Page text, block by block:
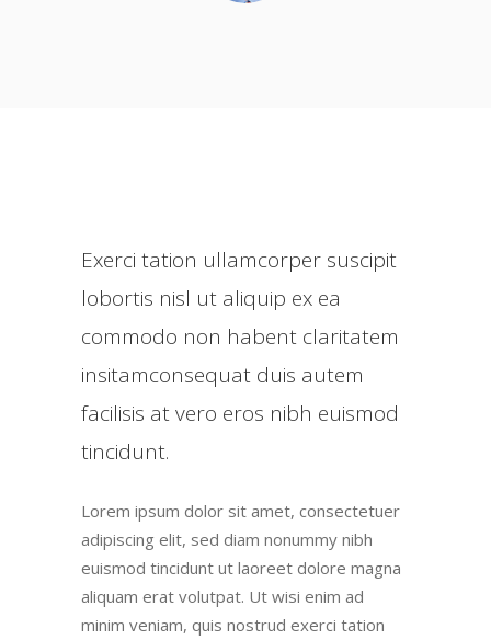
Exerci tation ullamcorper suscipit
lobortis nisl ut aliquip ex ea
commodo non habent claritatem
insitamconsequat duis autem
facilisis at vero eros nibh euismod
tincidunt.
Lorem ipsum dolor sit amet, consectetuer
adipiscing elit, sed diam nonummy nibh
euismod tincidunt ut laoreet dolore magna
aliquam erat volutpat. Ut wisi enim ad
minim veniam, quis nostrud exerci tation